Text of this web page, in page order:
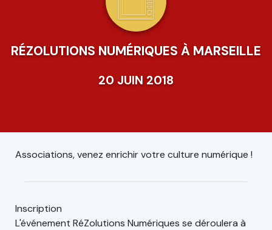
RÉZOLUTIONS NUMÉRIQUES À MARSEILLE
20 JUIN 2018
Associations, venez enrichir votre culture numérique !
Inscription
L'événement RéZolutions Numériques se déroulera à